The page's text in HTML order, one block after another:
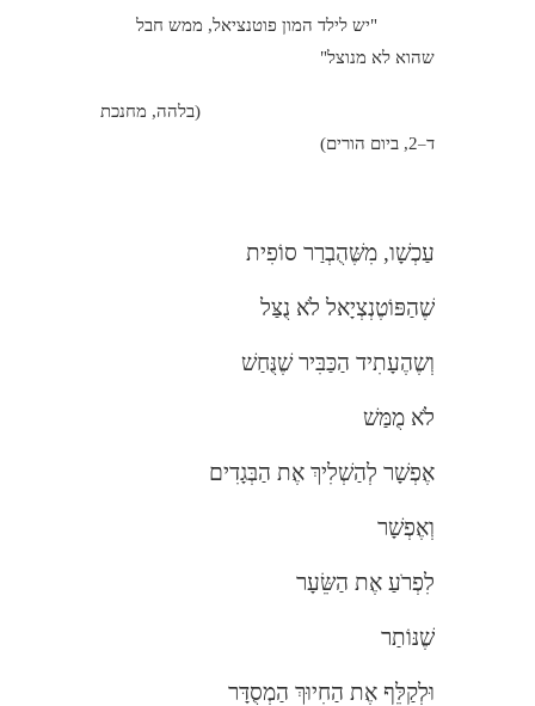
"יש לילד המון פוטנציאל, ממש חבל
שהוא לא מנוצל"
(בלהה, מחנכת
ד–2, ביום הורים)
עַכְשָׁו, מִשֶּׁהֻבְרַר סוֹפִית
שֶׁהַפּוֹטֶנְצְיָאל לֹא נֻצַּל
וְשֶהֶעָתִיד הַכַּבִּיר שֶׁנֻּחַשׁ
לֹא מֻמַּשׁ
אֶפְשָׁר לְהַשְׁלִיךְ אֶת הַבְּגָדִים
וְאֶפְשָׁר
לִפְרֹעַ אֶת הַשֵּׂעָר
שֶׁנּוֹתַר
וּלְקַלֵּף אֶת הַחִיוּךְ הַמְסֻדָּר